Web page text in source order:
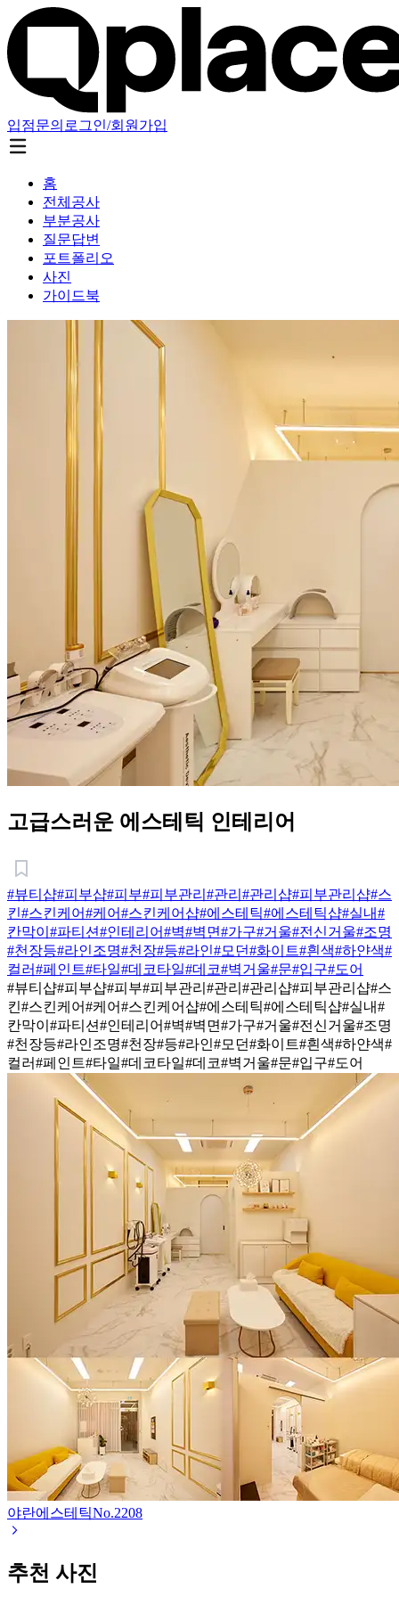
입점문의 로그인/회원가입
홈
전체공사
부분공사
질문답변
포트폴리오
사진
가이드북
고급스러운 에스테틱 인테리어
#뷰티샵#피부샵#피부#피부관리 #관리 #관리샵#피부관리샵#스
킨#스킨케어#케어#스킨케어샵#에스테틱#에스테틱샵#실내#
칸막이 #파티션#인테리어#벽#벽면#가구#거울#전신거울#조명
#천장등#라인조명#천장#등#라인#모던#화이트#흰색#하얀색#
컬러#페인트#타일#데코타일#데코#벽거울#문#입구#도어
#뷰티샵#피부샵#피부#피부관리 #관리 #관리샵#피부관리샵#스
킨#스킨케어#케어#스킨케어샵#에스테틱#에스테틱샵#실내#
칸막이 #파티션#인테리어#벽#벽면#가구#거울#전신거울#조명
#천장등#라인조명#천장#등#라인#모던#화이트#흰색#하얀색#
컬러#페인트#타일#데코타일#데코#벽거울#문#입구#도어
야란에스테틱No.2208
추천 사진